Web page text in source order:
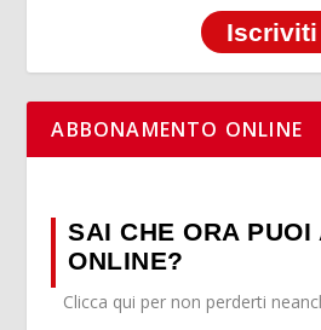
Iscriviti
ABBONAMENTO ONLINE
SAI CHE ORA PUOI
ONLINE?
Clicca qui per non perderti